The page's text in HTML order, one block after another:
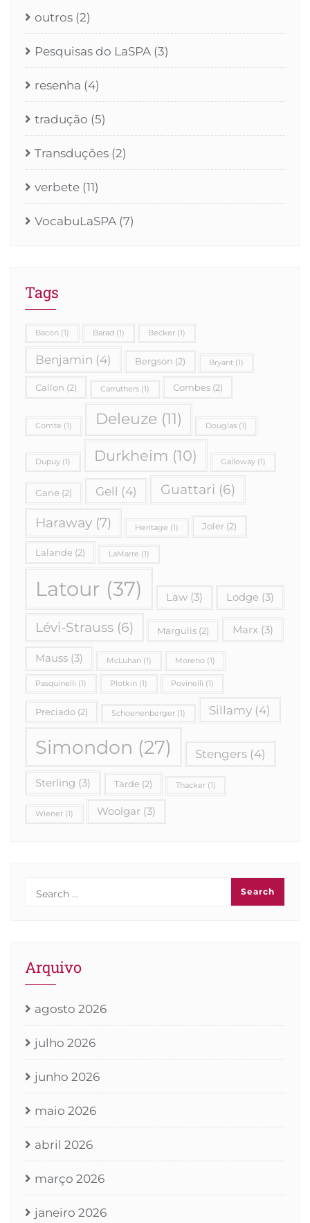
outros (2)
Pesquisas do LaSPA (3)
resenha (4)
tradução (5)
Transduções (2)
verbete (11)
VocabuLaSPA (7)
Tags
Bacon (1) Barad (1) Becker (1)
Benjamin (4) Bergson (2) Bryant (1)
Callon (2) Carruthers (1) Combes (2)
Comte (1) Deleuze (11) Douglas (1)
Dupuy (1) Durkheim (10) Galloway (1)
Gane (2) Gell (4) Guattari (6)
Haraway (7) Heritage (1) Joler (2)
Lalande (2) LaMarre (1)
Latour (37) Law (3) Lodge (3)
Lévi-Strauss (6) Margulis (2) Marx (3)
Mauss (3) McLuhan (1) Moreno (1)
Pasquinelli (1) Plotkin (1) Povinelli (1)
Preciado (2) Schoenenberger (1) Sillamy (4)
Simondon (27) Stengers (4)
Sterling (3) Tarde (2) Thacker (1)
Wiener (1) Woolgar (3)
Arquivo
agosto 2026
julho 2026
junho 2026
maio 2026
abril 2026
março 2026
janeiro 2026